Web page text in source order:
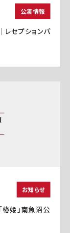
公演情報
レセプションパ
お知らせ
椿姫」南魚沼公